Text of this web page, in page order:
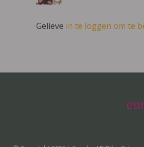
Gelieve in te loggen om te